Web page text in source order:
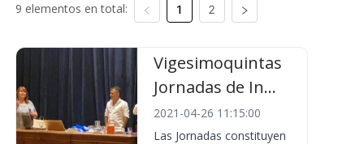
9 elementos en total: 1 2
Vigesimoquintas
Jornadas de In...
2021-04-26 11:15:00
Las Jornadas constituyen